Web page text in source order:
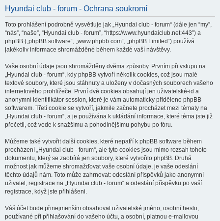
Hyundai club - forum - Ochrana soukromí
Toto prohlášení podrobně vysvětluje jak „Hyundai club - forum“ (dále jen “my”,
“nás”, “naše”, “Hyundai club - forum”, “https://www.hyundaiclub.net:443”) a
phpBB („phpBB software“, „www.phpbb.com“, „phpBB Limited“) používá
jakékoliv informace shromážděné během každé vaší návštěvy.
Vaše osobní údaje jsou shromážděny dvěma způsoby. Prvním při vstupu na
„Hyundai club - forum“, kdy phpBB vytvoří několik cookies, což jsou malé
textové soubory, které jsou stáhnuty a uloženy v dočasných souborech vašeho
internetového prohlížeče. První dvě cookies obsahují jen uživatelské-id a
anonymní identifikátor session, které je vám automaticky přiděleno phpBB
softwarem. Třetí cookie se vytvoří, jakmile začnete procházet mezi tématy na
„Hyundai club - forum“, a je používána k ukládání informace, které téma jste již
přečetli, což vede k snažšímu a pohodlnějšímu pohybu po fóru.
Můžeme také vytvořit další cookies, které nepatří k phpBB software během
procházení „Hyundai club - forum“, ale tyto cookies jsou mimo rozsah tohoto
dokumentu, který se zaobírá jen soubory, které vytvořilo phpBB. Druhá
možnost jak můžeme shromažďovat vaše osobní údaje, je vaše odeslání
těchto údajů nám. Toto může zahrnovat: odeslání příspěvků jako anonymní
uživatel, registrace na „Hyundai club - forum“ a odeslání příspěvků po vaší
registrace, když jste přihlášeni.
Váš účet bude přinejmenším obsahovat uživatelské jméno, osobní heslo,
používané při přihlašování do vašeho účtu, a osobní, platnou e-mailovou